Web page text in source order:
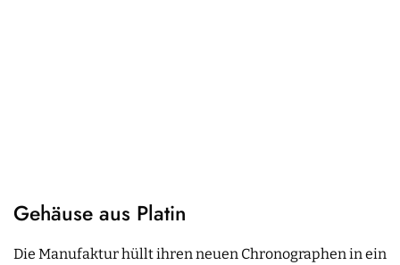
Gehäuse aus Platin
Die Manufaktur hüllt ihren neuen Chronographen in ein